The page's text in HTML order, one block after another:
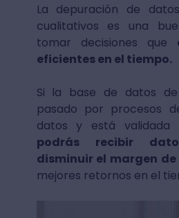
La depuración de
cualitativos es una
tomar decisiones que
eficientes en el tiempo.
Si la base de datos
pasado por procesos
datos y está validada
podrás recibir
disminuir el margen de
mejores retornos en el